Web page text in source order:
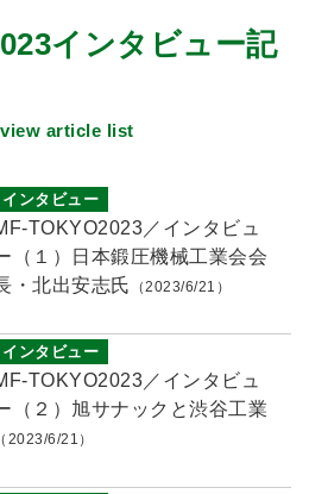
インタビュー記
article list
インタビュー
TOKYO2023／インタビュ
（１）日本鍛圧機械工業会会
・北出安志氏
（2023/6/21）
インタビュー
TOKYO2023／インタビュ
（２）旭サナックと渋谷工業
2023/6/21）